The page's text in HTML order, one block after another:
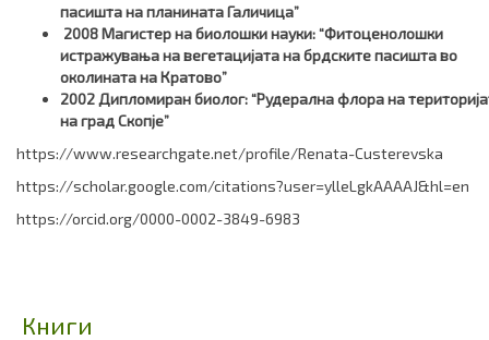
пасишта на планината Галичица”
2008 Магистер на биолошки науки: “Фитоценолошки
истражувања на вегетацијата на брдските пасишта во
околината на Кратово”
2002 Дипломиран биолог: “Рудерална флора на
на град Скопје”
https://www.researchgate.net/profile/Renata-Custerevska
https://scholar.google.com/citations?user=ylleLgkAAAAJ&hl=en
https://orcid.org/0000-0002-3849-6983
Книги